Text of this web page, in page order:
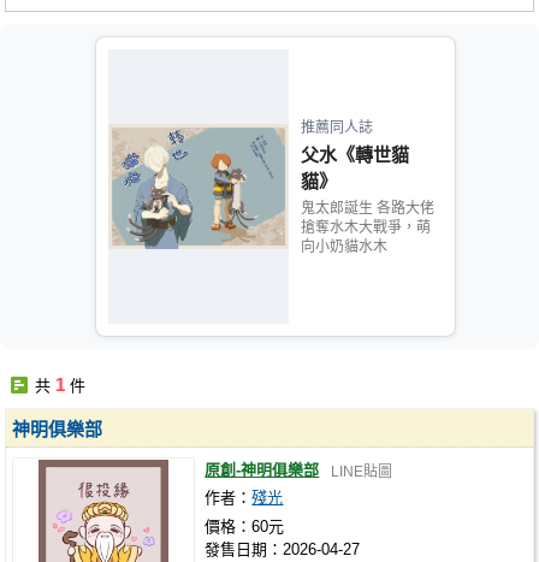
會員中心
推薦同人誌
父水《轉世貓
貓》
鬼太郎誕生 各路大佬
搶奪水木大戰爭，萌
向小奶貓水木
共 1 件
神明俱樂部
原創-神明俱樂部 LINE貼圖
作者：殘光
價格：60元
發售日期：2026-04-27